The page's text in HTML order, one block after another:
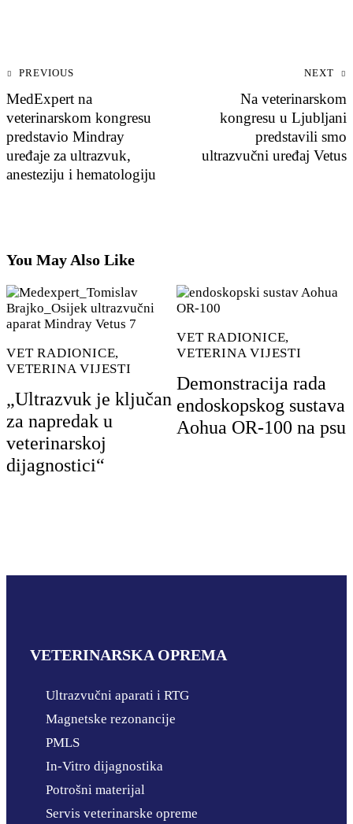
PREVIOUS
MedExpert na
veterinarskom kongresu
predstavio Mindray
uređaje za ultrazvuk,
anesteziju i hematologiju
NEXT
Na veterinarskom
kongresu u Ljubljani
predstavili smo
ultrazvučni uređaj Vetus
You May Also Like
VET RADIONICE,
VETERINA VIJESTI
„Ultrazvuk je ključan
za napredak u
veterinarskoj
dijagnostici“
VET RADIONICE,
VETERINA VIJESTI
Demonstracija rada
endoskopskog sustava
Aohua OR-100 na psu
VETERINARSKA OPREMA
Ultrazvučni aparati i RTG
Magnetske rezonancije
PMLS
In-Vitro dijagnostika
Potrošni materijal
Servis veterinarske opreme